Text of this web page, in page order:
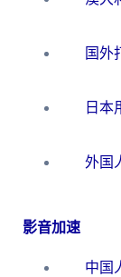
影音加速